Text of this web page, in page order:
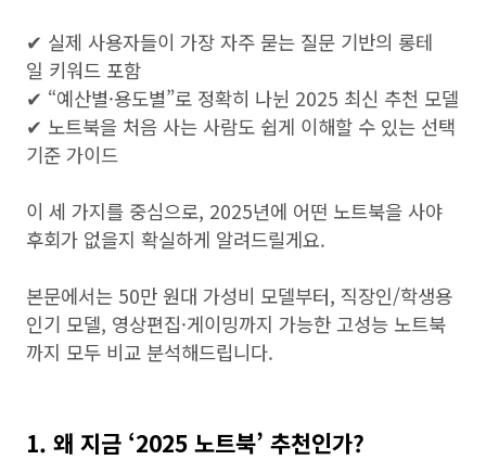
✔ 실제 사용자들이 가장 자주 묻는 질문 기반의 롱테
일 키워드 포함
✔ “예산별·용도별”로 정확히 나뉜 2025 최신 추천 모델
✔ 노트북을 처음 사는 사람도 쉽게 이해할 수 있는 선택
기준 가이드
이 세 가지를 중심으로, 2025년에 어떤 노트북을 사야
후회가 없을지 확실하게 알려드릴게요.
본문에서는 50만 원대 가성비 모델부터, 직장인/학생용
인기 모델, 영상편집·게이밍까지 가능한 고성능 노트북
까지 모두 비교 분석해드립니다.
1. 왜 지금 ‘2025 노트북’ 추천인가?